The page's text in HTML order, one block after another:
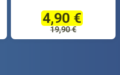
4,90 €
19,90 €